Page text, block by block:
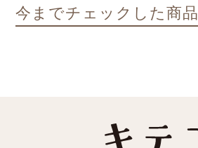
今までチェックした商品